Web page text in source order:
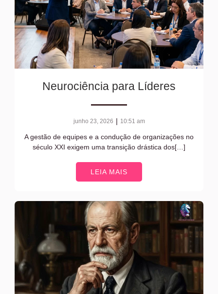
Neurociência para Líderes
junho 23, 2026 | 10:51 am
A gestão de equipes e a condução de organizações no
século XXI exigem uma transição drástica dos[…]
LEIA MAIS